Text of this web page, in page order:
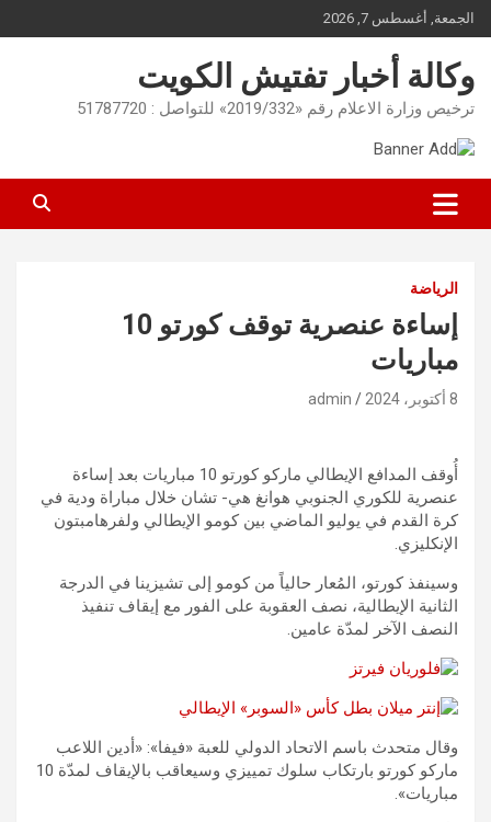
Skip
to
content
الجمعة, أغسطس 7, 2026
وكالة أخبار تفتيش الكويت
ترخيص وزارة الاعلام رقم «2019/332» للتواصل : 51787720
الرياضة
إساءة عنصرية توقف كورتو 10
مباريات
8 أكتوبر، 2024 admin
أُوقف المدافع الإيطالي ماركو كورتو 10 مباريات بعد إساءة
عنصرية للكوري الجنوبي هوانغ هي- تشان خلال مباراة ودية في
كرة القدم في يوليو الماضي بين كومو الإيطالي ولفرهامبتون
الإنكليزي.
وسينفذ كورتو، المُعار حالياً من كومو إلى تشيزينا في الدرجة
الثانية الإيطالية، نصف العقوبة على الفور مع إيقاف تنفيذ
النصف الآخر لمدّة عامين.
وقال متحدث باسم الاتحاد الدولي للعبة «فيفا»: «أدين اللاعب
ماركو كورتو بارتكاب سلوك تمييزي وسيعاقب بالإيقاف لمدّة 10
مباريات».